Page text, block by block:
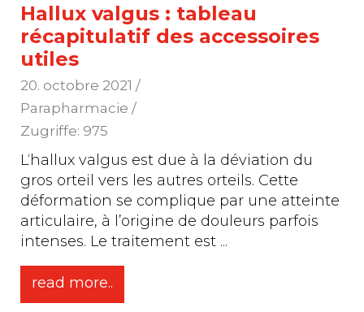
Hallux valgus : tableau
récapitulatif des accessoires
utiles
20. octobre 2021 /
Parapharmacie /
Zugriffe: 975
L‘hallux valgus est due à la déviation du
gros orteil vers les autres orteils. Cette
déformation se complique par une atteinte
articulaire, à l’origine de douleurs parfois
intenses. Le traitement est ...
read more..